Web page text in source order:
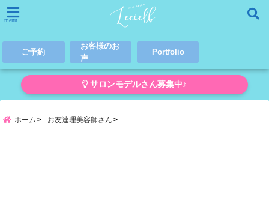
menu
ご予約
お客様のお
声
Portfolio
サロンモデルさん募集中♪
ホーム お友達理美容師さん